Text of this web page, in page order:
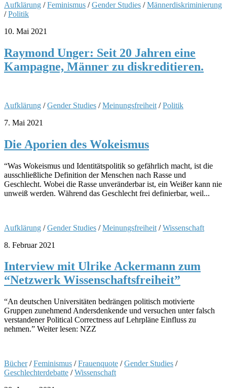
Aufklärung /Feminismus /Gender Studies /Männerdiskriminierung
/Politik
10. Mai 2021
Raymond Unger: Seit 20 Jahren eine
Kampagne, Männer zu diskreditieren.
Aufklärung /Gender Studies /Meinungsfreiheit /Politik
7. Mai 2021
Die Aporien des Wokeismus
“Was Wokeismus und Identitätspolitik so gefährlich macht, ist die
ausschließliche Definition der Menschen nach Rasse und
Geschlecht. Wobei die Rasse unveränderbar ist, ein Weißer kann nie
unweiß werden. Während das Geschlecht frei definierbar, weil...
Aufklärung /Gender Studies /Meinungsfreiheit /Wissenschaft
8. Februar 2021
Interview mit Ulrike Ackermann zum
“Netzwerk Wissenschaftsfreiheit”
“An deutschen Universitäten bedrängen politisch motivierte
Gruppen zunehmend Andersdenkende und versuchen unter falsch
verstandener Political Correctness auf Lehrpläne Einfluss zu
nehmen.” Weiter lesen: NZZ
Bücher/Feminismus /Frauenquote /Gender Studies /
Geschlechterdebatte /Wissenschaft